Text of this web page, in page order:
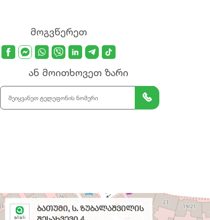
მოგვწერეთ
ან მოითხოვეთ ზარი
ᲑᲐᲗᲣᲛᲘ, Ს. ᲖᲣᲑᲐᲚᲐᲨᲕᲘᲚᲘᲡ
Shop MAP
+